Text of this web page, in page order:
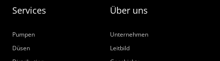
Services
Pumpen
Düsen
Über uns
Unternehmen
Leitbild